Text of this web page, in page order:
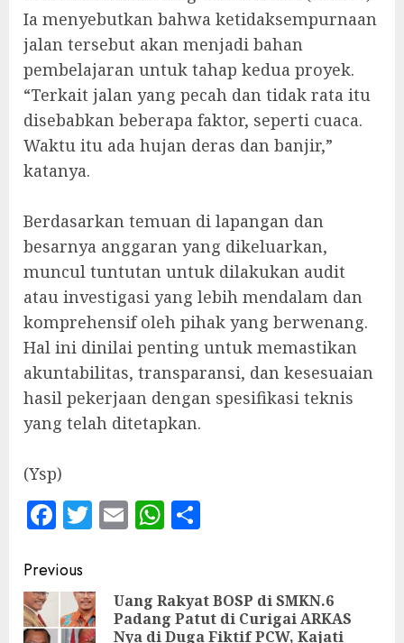
Ia menyebutkan bahwa ketidaksempurnaan
jalan tersebut akan menjadi bahan
pembelajaran untuk tahap kedua proyek.
“Terkait jalan yang pecah dan tidak rata itu
disebabkan beberapa faktor, seperti cuaca.
Waktu itu ada hujan deras dan banjir,”
katanya.
‎Berdasarkan temuan di lapangan dan
besarnya anggaran yang dikeluarkan,
muncul tuntutan untuk dilakukan audit
atau investigasi yang lebih mendalam dan
komprehensif oleh pihak yang berwenang.
Hal ini dinilai penting untuk memastikan
akuntabilitas, transparansi, dan kesesuaian
hasil pekerjaan dengan spesifikasi teknis
yang telah ditetapkan.
‎(Ysp)
Facebook
Twitter
EmailWhatsApp
Continue
Reading
Previous
Uang Rakyat BOSP di SMKN.6
Padang Patut di Curigai ARKAS
Nya di Duga Fiktif PCW, Kajati